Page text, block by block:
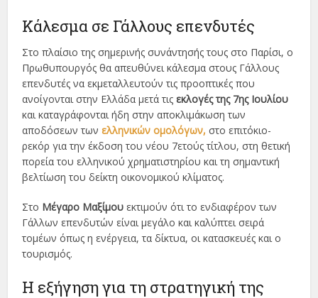
Κάλεσμα σε Γάλλους επενδυτές
Στο πλαίσιο της σημερινής συνάντησής τους στο Παρίσι, ο
Πρωθυπουργός θα απευθύνει κάλεσμα στους Γάλλους
επενδυτές να εκμεταλλευτούν τις προοπτικές που
ανοίγονται στην Ελλάδα μετά τιςεκλογές της 7ης Ιουλίου
και καταγράφονται ήδη στην αποκλιμάκωση των
αποδόσεων τωνελληνικών ομολόγων, στο επιτόκιο-
ρεκόρ για την έκδοση του νέου 7ετούς τίτλου, στη θετική
πορεία του ελληνικού χρηματιστηρίου και τη σημαντική
βελτίωση του δείκτη οικονομικού κλίματος.
Στο Μέγαρο Μαξίμου εκτιμούν ότι το ενδιαφέρον των
Γάλλων επενδυτών είναι μεγάλο και καλύπτει σειρά
τομέων όπως η ενέργεια, τα δίκτυα, οι κατασκευές και ο
τουρισμός.
Η εξήγηση για τη στρατηγική της